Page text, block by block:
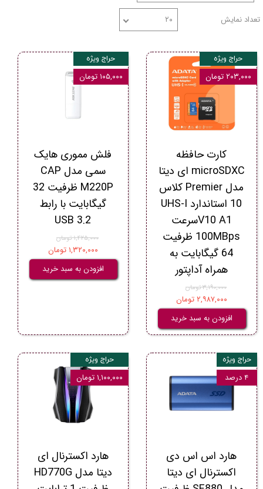
تعداد نمایش ۲۰
کارت حافظه
microSDXC ای دیتا
مدل Premier کلاس
10 استاندارد UHS-I
V10 A1سرعت
100MBps ظرفیت
64 گیگابایت به
همراه آداپتور
۳,۱۹۰,۰۰۰ تومان
۲,۹۸۷,۰۰۰ تومان
افزودن به سبد خرید
حراج ویژه
۲۰۳,۰۰۰ تومان
فلش مموری هایک
سمی مدل CAP
M220P ظرفیت 32
گیگابایت با رابط
USB 3.2
۱,۴۲۵,۰۰۰ تومان
۱,۳۲۰,۰۰۰ تومان
افزودن به سبد خرید
حراج ویژه
۱۰۵,۰۰۰ تومان
هارد اس اس دی
اکسترنال ای دیتا
حراج ویژه
۴ درصد
هارد اکسترنال ای
دیتا مدل HD770G
حراج ویژه
۱,۱۰۰,۰۰۰ تومان